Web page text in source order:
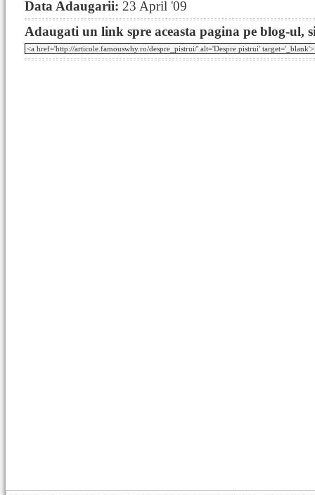
Data Adaugarii: 23 April '09
Adaugati un link spre aceasta pagina pe blog-ul,